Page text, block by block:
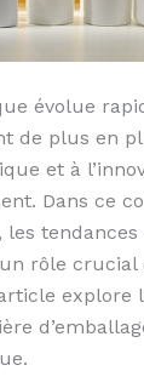
évolue
de plus en
et à
Dans ce
les
rôle crucial
explore